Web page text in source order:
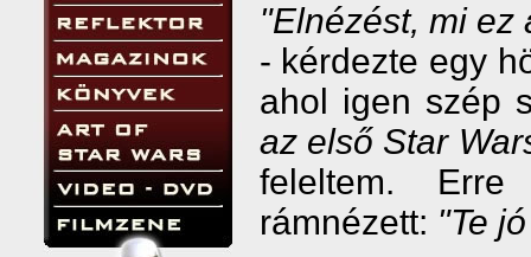
"Elnézést, mi ez
- kérdezte egy
ahol igen szép
az első Star
feleltem.
rámnézett: "Te